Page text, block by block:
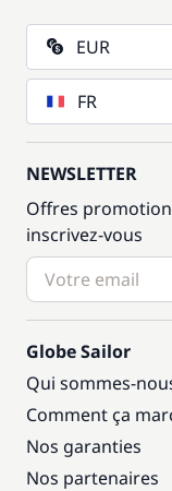
EUR
FR
NEWSLETTER
Offres
inscrivez-vous
Globe Sailor
Qui sommes-
Comment ça
Nos garanties
Nos partenaires